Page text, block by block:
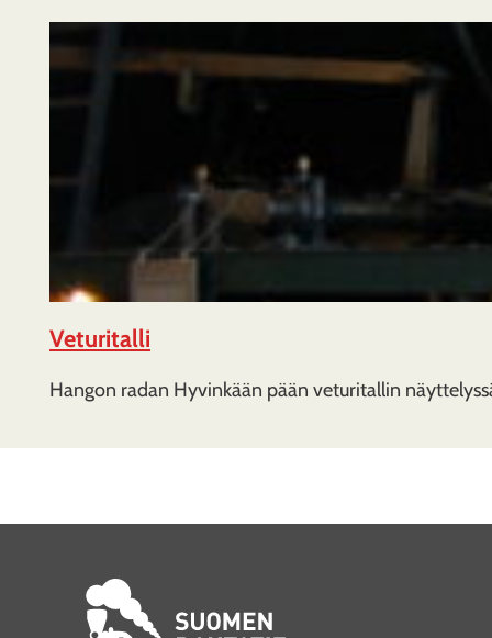
Veturitalli
Hangon radan Hyvinkään pään veturitallin